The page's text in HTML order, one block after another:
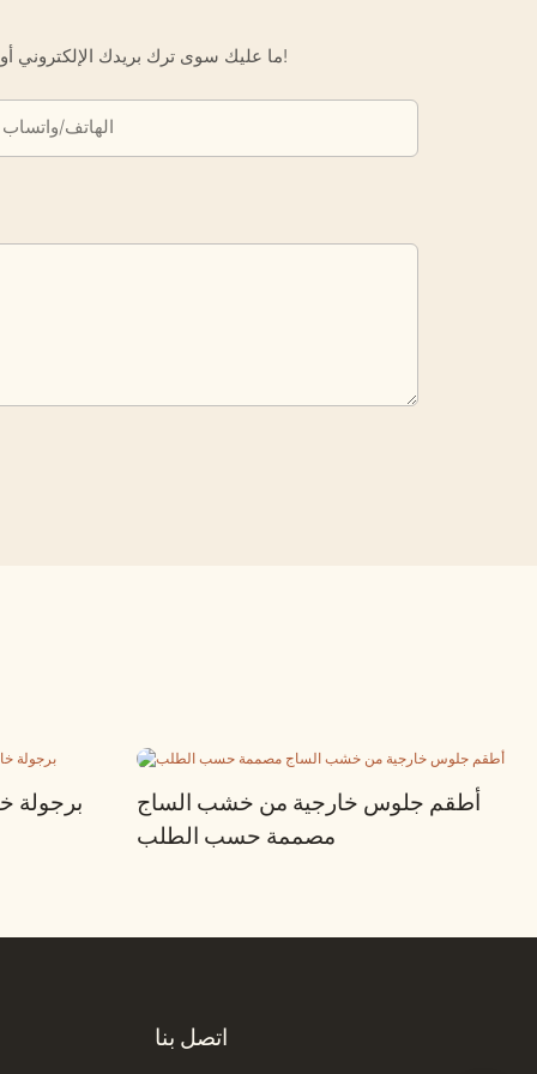
ما عليك سوى ترك بريدك الإلكتروني أو رقم هاتفك في نموذج الاتصال حتى نتمكن من إرسال عرض أسعار مجاني لك لمجموعة واسعة من التصاميم لدينا!
الهاتف/واتساب
برجولة
أطقم جلوس خارجية من خشب الساج
مصممة حسب الطلب
اتصل بنا